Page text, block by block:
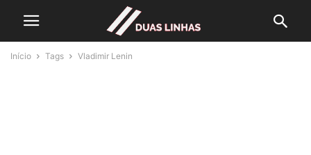
Início Tags Vladimir Lenin